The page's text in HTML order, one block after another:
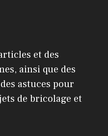
et des
ainsi que des
astuces pour
de bricolage et